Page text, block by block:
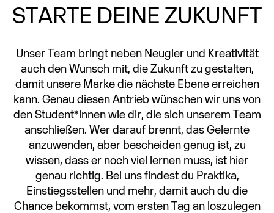
STARTE DEINE ZUKUNFT
Unser Team bringt neben Neugier und Kreativität
auch den Wunsch mit, die Zukunft zu gestalten,
damit unsere Marke die nächste Ebene erreichen
kann. Genau diesen Antrieb wünschen wir uns von
den Student*innen wie dir, die sich unserem Team
anschließen. Wer darauf brennt, das Gelernte
anzuwenden, aber bescheiden genug ist, zu
wissen, dass er noch viel lernen muss, ist hier
genau richtig. Bei uns findest du Praktika,
Einstiegsstellen und mehr, damit auch du die
Chance bekommst, vom ersten Tag an loszulegen